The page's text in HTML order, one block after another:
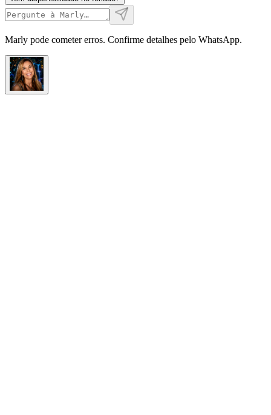
Marly pode cometer erros. Confirme detalhes pelo WhatsApp.